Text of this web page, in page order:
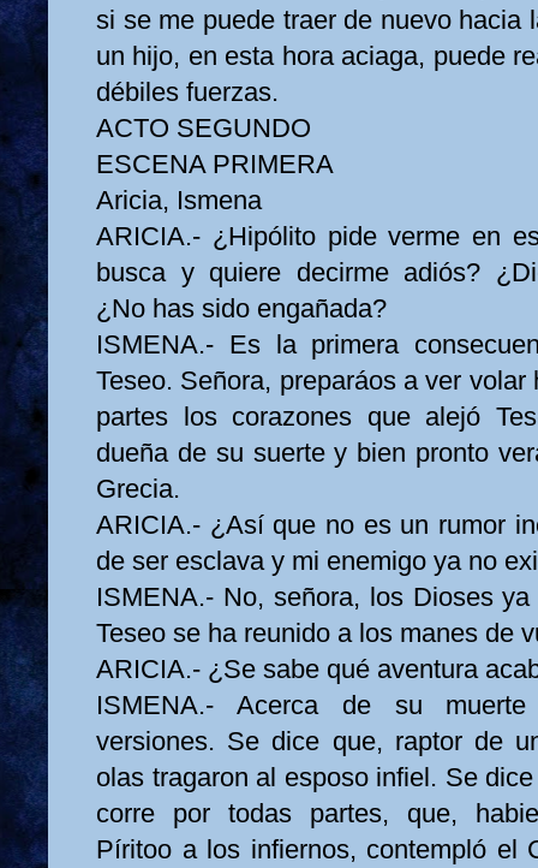
si se me puede traer de nuevo hacia
un hijo, en esta hora aciaga, puede
débiles fuerzas.
ACTO SEGUNDO
ESCENA PRIMERA
Aricia, Ismena
ARICIA.- ¿Hipólito pide verme en
busca y quiere decirme adiós?
¿No has sido engañada?
ISMENA.- Es la primera
Teseo. Señora, preparáos a ver
partes los corazones que alejó
dueña de su suerte y bien pronto
Grecia.
ARICIA.- ¿Así que no es un rumor
de ser esclava y mi enemigo ya no
ISMENA.- No, señora, los Dioses
Teseo se ha reunido a los manes de
ARICIA.- ¿Se sabe qué aventura
ISMENA.- Acerca de su
versiones. Se dice que, raptor de
olas tragaron al esposo infiel. Se
corre por todas partes, que,
Píritoo a los infiernos, contempló el